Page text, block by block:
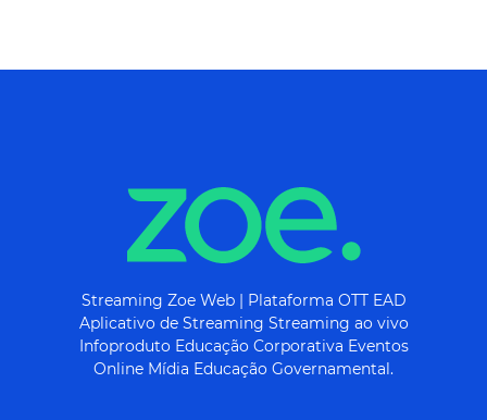
Streaming Zoe Web | Plataforma OTT EAD
Aplicativo de Streaming Streaming ao vivo
Infoproduto Educação Corporativa Eventos
Online Mídia Educação Governamental.